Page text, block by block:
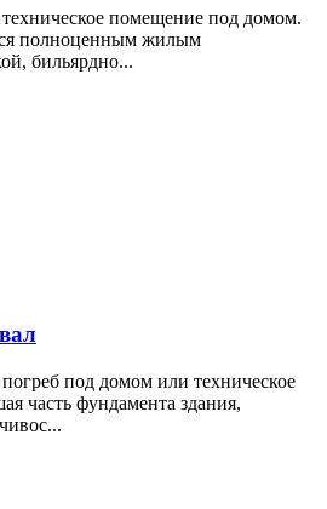
помещение под домом.
полноценным жилым
бильярдно...
под домом или техническое
часть фундамента здания,